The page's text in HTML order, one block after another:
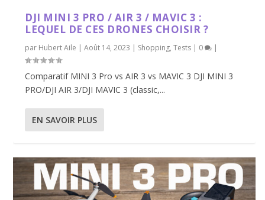
DJI MINI 3 PRO / AIR 3 / MAVIC 3 :
LEQUEL DE CES DRONES CHOISIR ?
par Hubert Aile |Août 14, 2023 | Shopping,Tests | 0 |
Comparatif MINI 3 Pro vs AIR 3 vs MAVIC 3 DJI MINI 3
PRO/DJI AIR 3/DJI MAVIC 3 (classic,...
EN SAVOIR PLUS